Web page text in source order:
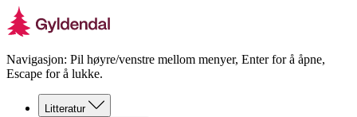
Navigasjon: Pil høyre/venstre mellom menyer, Enter for å åpne,
Escape for å lukke.
Litteratur